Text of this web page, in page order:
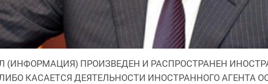
(ИНФОРМАЦИЯ) ПРОИЗВЕДЕН И РАСПРОСТРАНЕН
КАСАЕТСЯ ДЕЯТЕЛЬНОСТИ ИНОСТРАННОГО АГЕНТА